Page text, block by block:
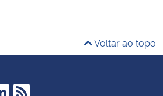
Voltar ao topo